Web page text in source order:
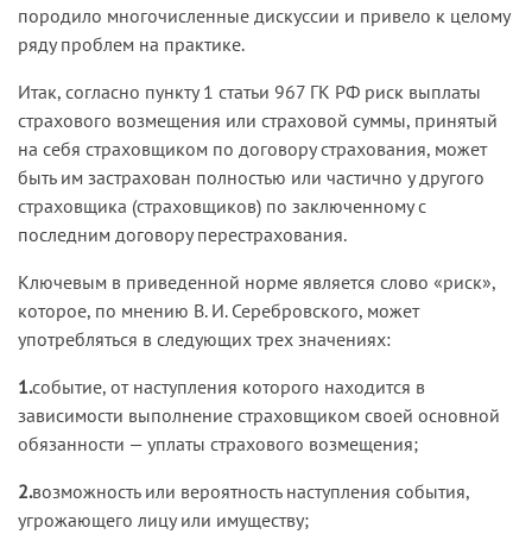
породило многочисленные дискуссии и привело к целому
ряду проблем на практике.
Итак, согласно пункту 1 статьи 967 ГК РФ риск выплаты
страхового возмещения или страховой суммы, принятый
на себя страховщиком по договору страхования, может
быть им застрахован полностью или частично у другого
страховщика (страховщиков) по заключенному с
последним договору перестрахования.
Ключевым в приведенной норме является слово «риск»,
которое, по мнению В. И. Серебровского, может
употребляться в следующих трех значениях:
1.событие, от наступления которого находится в
зависимости выполнение страховщиком своей основной
обязанности — уплаты страхового возмещения;
2.возможность или вероятность наступления события,
угрожающего лицу или имуществу;